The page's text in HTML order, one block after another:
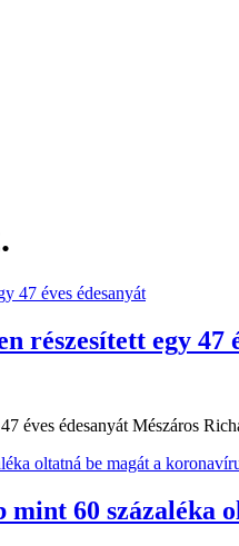
részesített egy 47
éves édesanyát Mészáros
mint 60 százaléka